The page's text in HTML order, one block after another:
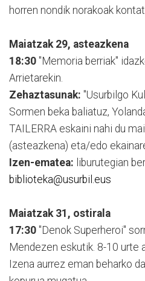
horren nondik norakoak
Maiatzak 29, asteazkena
18:30 "Memoria berriak"
Arrietarekin.
Zehaztasunak: "Usurbilgo
Sormen beka baliatuz,
TAILERRA eskaini nahi du
(asteazkena) eta/edo
Izen-ematea: liburutegian
biblioteka@usurbil.eus
Maiatzak 31, ostirala
17:30 "Denok Superheroi"
Mendezen eskutik. 8-10 urte
Izena aurrez eman beharko